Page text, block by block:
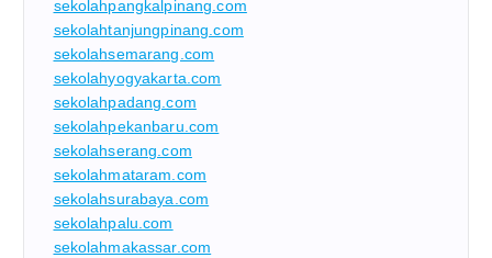
sekolahpangkalpinang.com
sekolahtanjungpinang.com
sekolahsemarang.com
sekolahyogyakarta.com
sekolahpadang.com
sekolahpekanbaru.com
sekolahserang.com
sekolahmataram.com
sekolahsurabaya.com
sekolahpalu.com
sekolahmakassar.com